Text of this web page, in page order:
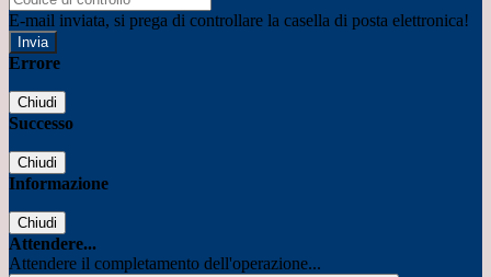
E-mail inviata, si prega di controllare la casella di posta elettronica!
Errore
Chiudi
Successo
Chiudi
Informazione
Chiudi
Attendere...
Attendere il completamento dell'operazione...